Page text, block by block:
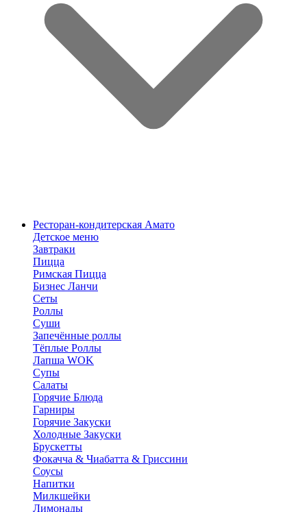
Ресторан-кондитерская Амато
Детское меню
Завтраки
Пицца
Римская Пицца
Бизнес Ланчи
Сеты
Роллы
Суши
Запечённые роллы
Тёплые Роллы
Лапша WOK
Супы
Салаты
Горячие Блюда
Гарниры
Горячие Закуски
Холодные Закуски
Брускетты
Фокачча & Чиабатта & Гриссини
Соусы
Напитки
Милкшейки
Лимонады